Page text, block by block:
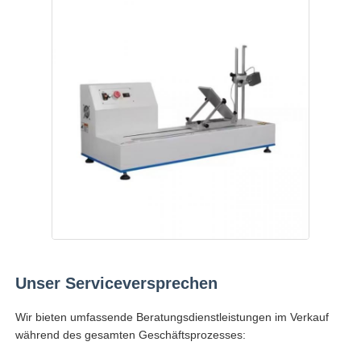
Unser Serviceversprechen
Wir bieten umfassende Beratungsdienstleistungen im Verkauf
während des gesamten Geschäftsprozesses: